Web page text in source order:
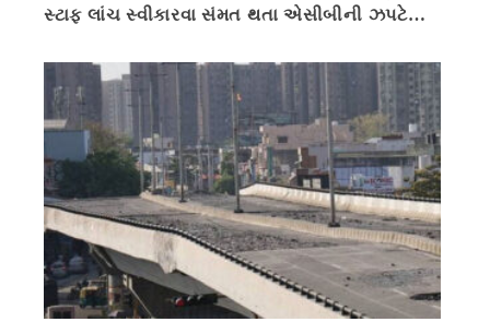
સ્ટાફ લાંચ સ્વીકારવા સંમત થતા એસીબીની ઝપટે